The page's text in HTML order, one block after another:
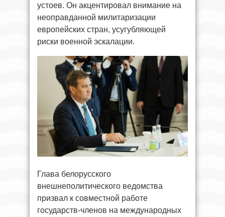
устоев. Он акцентировал внимание на
неоправданной милитаризации
европейских стран, усугубляющей
риски военной эскалации.
Глава белорусского
внешнеполитического ведомства
призвал к совместной работе
государств-членов на международных